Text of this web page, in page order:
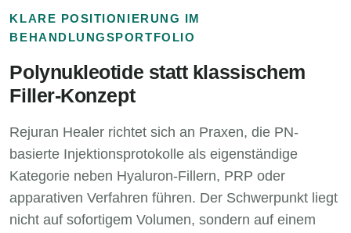
KLARE POSITIONIERUNG IM
BEHANDLUNGSPORTFOLIO
Polynukleotide statt klassischem
Filler-Konzept
Rejuran Healer richtet sich an Praxen, die PN-
basierte Injektionsprotokolle als eigenständige
Kategorie neben Hyaluron-Fillern, PRP oder
apparativen Verfahren führen. Der Schwerpunkt liegt
nicht auf sofortigem Volumen, sondern auf einem